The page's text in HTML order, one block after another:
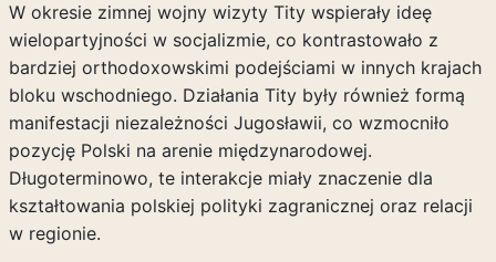
W okresie zimnej wojny wizyty Tity wspierały ideę
wielopartyjności w socjalizmie, co kontrastowało z
bardziej orthodoxowskimi podejściami w innych krajach
bloku wschodniego. Działania Tity były również formą
manifestacji niezależności Jugosławii, co wzmocniło
pozycję Polski na arenie międzynarodowej.
Długoterminowo, te interakcje miały znaczenie dla
kształtowania polskiej polityki zagranicznej oraz relacji
w regionie.